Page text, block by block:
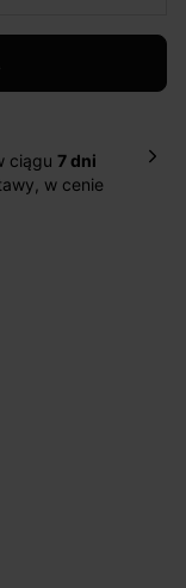
ciągu 7 dni
w cenie